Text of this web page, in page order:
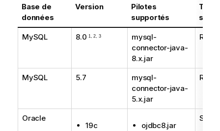
Base de
données
Version
Pilotes
supportés
Type
MySQL 8.0 1, 2, 3
mysql-
connector-java-
8.x.jar
MySQL 5.7
mysql-
connector-java-
5.x.jar
Oracle
19c
ojdbc8.jar